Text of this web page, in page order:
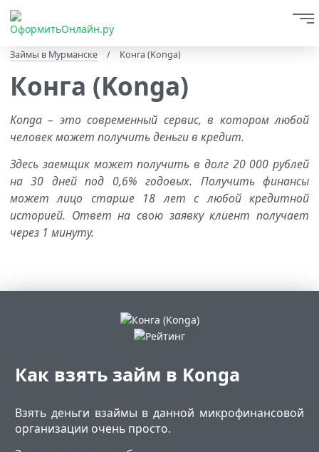
Займы в Мурманске / Конга (Konga)
Конга (Konga)
Konga – это современный сервис, в котором любой
человек может получить деньги в кредит.
Здесь заемщик может получить в долг 20 000 рублей
на 30 дней под 0,6% годовых. Получить финансы
может лицо старше 18 лет с любой кредитной
историей. Ответ на свою заявку клиент получает
через 1 минуту.
Как взять займ в Konga
Взять деньги взаймы в данной микрофинансовой
организации очень просто.